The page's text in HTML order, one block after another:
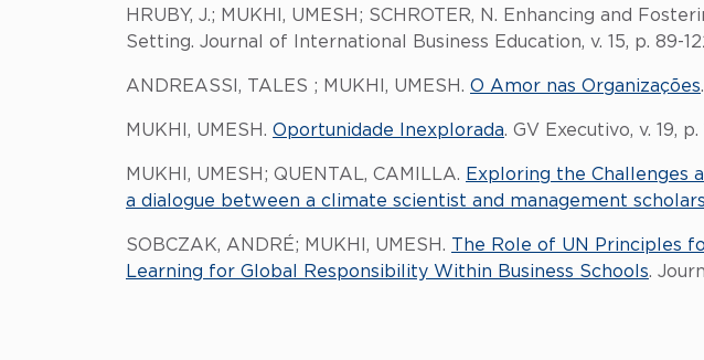
HRUBY, J.; MUKHI, UMESH; SCHROTER, N. Enhancing and
Setting. Journal of International Business Education, v. 15, p. 89-
ANDREASSI, TALES ; MUKHI, UMESH. O Amor nas Organizações
MUKHI, UMESH. Oportunidade Inexplorada. GV Executivo, v. 19, p.
MUKHI, UMESH; QUENTAL, CAMILLA. Exploring the Challenges
a dialogue between a climate scientist and management scholars
SOBCZAK, ANDRÉ; MUKHI, UMESH. The Role of UN Principles
Learning for Global Responsibility Within Business Schools.